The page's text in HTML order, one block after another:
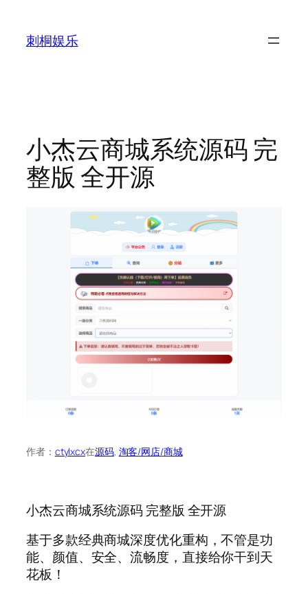
刺桐娱乐
小杰云商城系统源码 完
整版 全开源
作者： ctylxcx在源码, 淘客/网店/商城
小杰云商城系统源码 完整版 全开源
基于多款经典商城深度优化重构，不管是功
能、颜值、安全、流畅度，直接给你干到天
花板！